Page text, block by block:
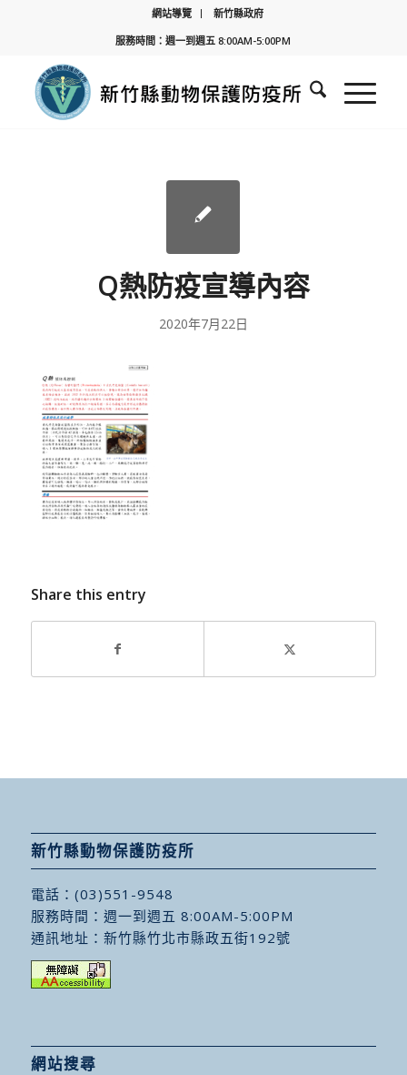
網站導覽
新竹縣政府
服務時間：週一到週五 8:00AM-5:00PM
Q熱防疫宣導內容
2020年7月22日
Share this entry
新竹縣動物保護防疫所
電話： (03)551-9548
服務時間：週一到週五 8:00AM-5:00PM
通訊地址： 新竹縣竹北市縣政五街192號
網站搜尋